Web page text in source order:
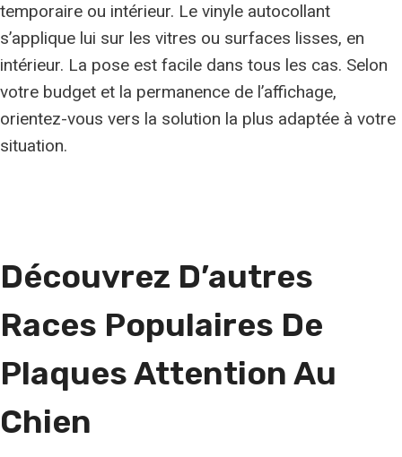
temporaire ou intérieur. Le vinyle autocollant
s’applique lui sur les vitres ou surfaces lisses, en
intérieur. La pose est facile dans tous les cas. Selon
votre budget et la permanence de l’affichage,
orientez-vous vers la solution la plus adaptée à votre
situation.
Découvrez D’autres
Races Populaires De
Plaques Attention Au
Chien